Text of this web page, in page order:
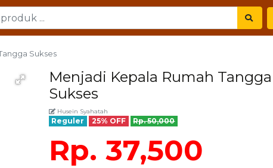
Sukses
Menjadi Kepala Rumah Tangga
Sukses
Husein Syahatah
Reguler 25% OFF Rp. 50,000
Rp. 37,500